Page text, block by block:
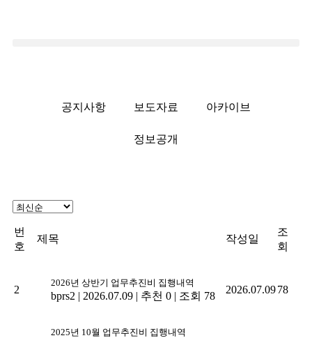
공지사항 보도자료 아카이브
정보공개
번
호
제목 작성일
조
회
2
2026년 상반기 업무추진비 집행내역
bprs2 | 2026.07.09 | 추천 0 | 조회 78
2026.07.0978
2025년 10월 업무추진비 집행내역